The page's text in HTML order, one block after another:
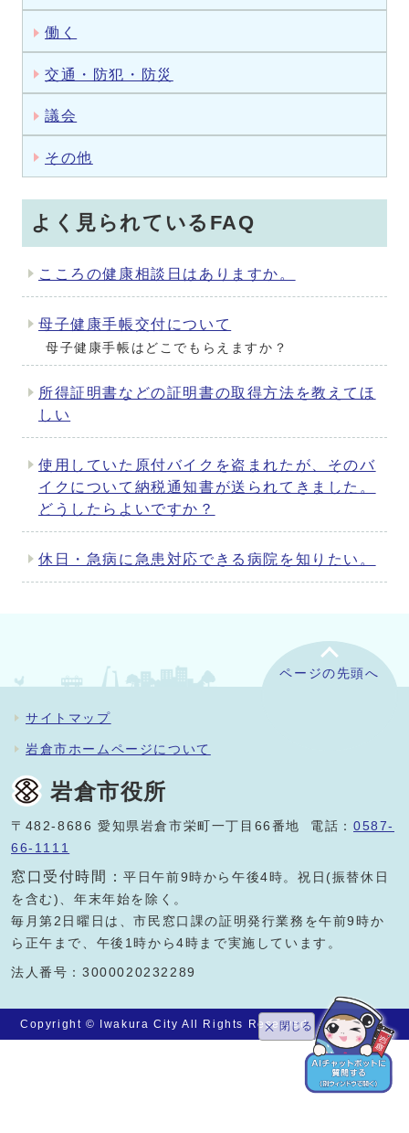
働く
交通・防犯・防災
議会
その他
よく見られているFAQ
こころの健康相談日はありますか。
母子健康手帳交付について
母子健康手帳はどこでもらえますか？
所得証明書などの証明書の取得方法を教えてほ
しい
使用していた原付バイクを盗まれたが、そのバ
イクについて納税通知書が送られてきました。
どうしたらよいですか？
休日・急病に急患対応できる病院を知りたい。
閉じる
ページの先頭へ
サイトマップ
岩倉市ホームページについて
岩倉市役所
〒482-8686 愛知県岩倉市栄町一丁目66番地 電話：0587-
66-1111
窓口受付時間：平日午前9時から午後4時。祝日(振替休日
を含む)、年末年始を除く。
毎月第2日曜日は、市民窓口課の証明発行業務を午前9時か
ら正午まで、午後1時から4時まで実施しています。
法人番号：3000020232289
Copyright © Iwakura City All Rights Reserved.